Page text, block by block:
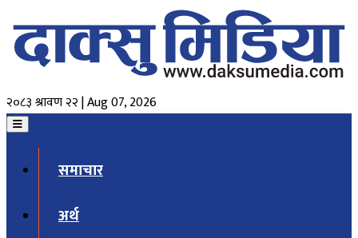
२०८३ श्रावण २२ | Aug 07, 2026
समाचार
अर्थ